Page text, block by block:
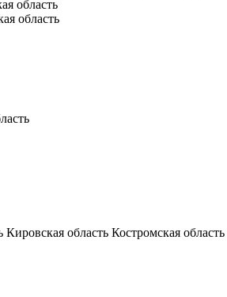
область
область
Кировская область Костромская область